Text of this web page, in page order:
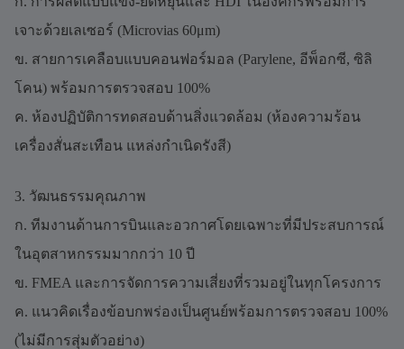
เจาะด้วยเลเซอร์ (Microvias 60μm)
ข. สายการเคลือบแบบคอนฟอร์มอล (Parylene, อีพ็อกซี, ซิลิ
โคน) พร้อมการตรวจสอบ 100%
ค. ห้องปฏิบัติการทดสอบด้านสิ่งแวดล้อม (ห้องความร้อน
เครื่องสั่นสะเทือน แหล่งกำเนิดรังสี)
3. วัฒนธรรมคุณภาพ
ก. ทีมงานด้านการบินและอวกาศโดยเฉพาะที่มีประสบการณ์
ในอุตสาหกรรมมากกว่า 10 ปี
ข. FMEA และการจัดการความเสี่ยงที่รวมอยู่ในทุกโครงการ
ค. แนวคิดเรื่องข้อบกพร่องเป็นศูนย์พร้อมการตรวจสอบ 100%
(ไม่มีการสุ่มตัวอย่าง)